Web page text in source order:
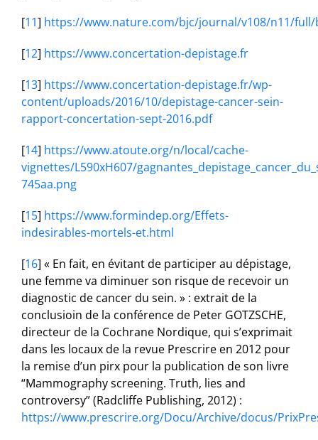
[11] https://www.nature.com/bjc/journal/v108/n11/full/
[12] https://www.concertation-depistage.fr
[13] https://www.concertation-depistage.fr/wp-
content/uploads/2016/10/depistage-cancer-sein-
rapport-concertation-sept-2016.pdf
[14] https://www.atoute.org/n/local/cache-
vignettes/L590xH607/
745aa.png
[15] https://www.formindep.org/Effets-
indesirables-mortels-et.html
[16] « En fait, en évitant de participer au dépistage,
une femme va diminuer son risque de recevoir un
diagnostic de cancer du sein. » : extrait de la
conclusioin de la conférence de Peter GOTZSCHE,
directeur de la Cochrane Nordique, qui s’exprimait
dans les locaux de la revue Prescrire en 2012 pour
la remise d’un pirx pour la publication de son livre
“Mammography screening. Truth, lies and
controversy” (Radcliffe Publishing, 2012) :
https://www.prescrire.org/Docu/Archive/docus/